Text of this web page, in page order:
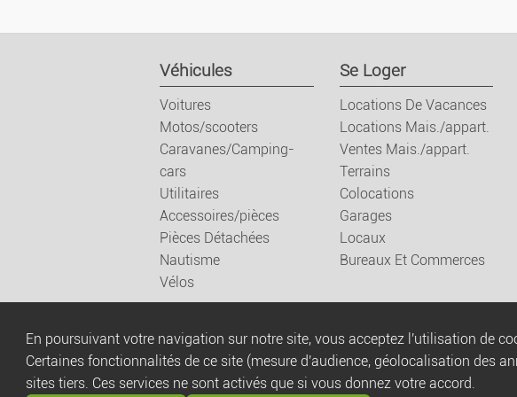
Véhicules
Voitures
Motos/scooters
Caravanes/Camping-
cars
Utilitaires
Accessoires/pièces
Pièces Détachées
Nautisme
Vélos
Se Loger
Locations De Vacances
Locations Mais./appart.
Ventes Mais./appart.
Terrains
Colocations
Garages
Locaux
Bureaux Et Commerces
En poursuivant votre navigation sur notre site, vous acceptez l'utilisation de
Certaines fonctionnalités de ce site (mesure d'audience, géolocalisation des
sites tiers. Ces services ne sont activés que si vous donnez votre accord.